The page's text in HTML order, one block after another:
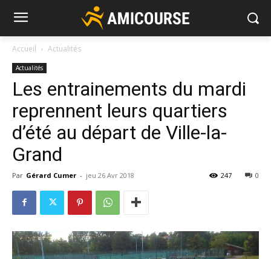
Accueil Actualités
Actualités
Les entrainements du mardi
reprennent leurs quartiers
d’été au départ de Ville-la-
Grand
Par Gérard Cumer - jeu 26 Avr 2018 0
247